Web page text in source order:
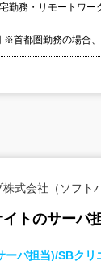
勤務・リモートワー
※首都圏勤務の場合
式会社（ソフト
トのサーバ
バ担当)/SBクリ